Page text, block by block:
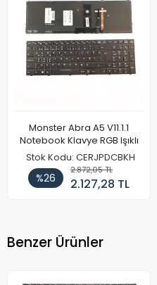
Monster Abra A5 V11.1.1
Notebook Klavye RGB Işıklı
Stok Kodu: CERJPDCBKH
%26
2.872,05 TL
2.127,28 TL
Benzer Ürünler